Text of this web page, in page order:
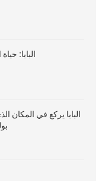
البابا:
البابا يركع في المكان